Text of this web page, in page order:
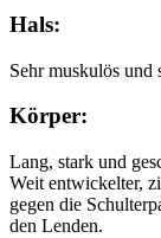
Hals:
Sehr muskulös und
Körper:
Lang, stark und
Weit entwickelter,
gegen die
den Lenden.